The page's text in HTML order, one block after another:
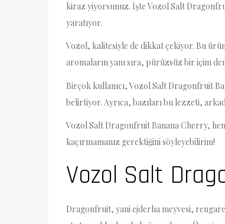
kiraz yiyorsunuz. İşte Vozol Salt
yaratıyor.
Vozol, kalitesiyle de dikkat çekiyor. Bu
aromaların yanı sıra, pürüzsüz bir içim
Birçok kullanıcı, Vozol Salt Dragonfruit
belirtiyor. Ayrıca, bazıları bu lezzeti,
Vozol Salt Dragonfruit Banana Cherry,
kaçırmamanız gerektiğini söyleyebilirim!
Vozol Salt
Dragonfruit, yani ejderha meyvesi,